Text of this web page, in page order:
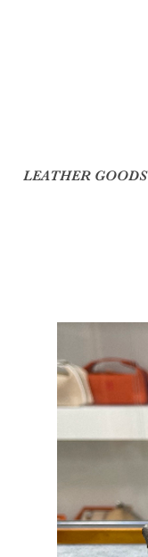
LEATHER GOODS